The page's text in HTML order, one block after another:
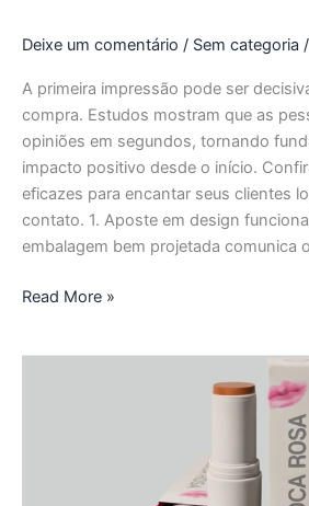
Deixe um comentário / Sem categoria /
A primeira impressão pode ser
compra. Estudos mostram que as
opiniões em segundos, tornando
impacto positivo desde o início.
eficazes para encantar seus clientes
contato. 1. Aposte em design
embalagem bem projetada comunica
o
Read More »